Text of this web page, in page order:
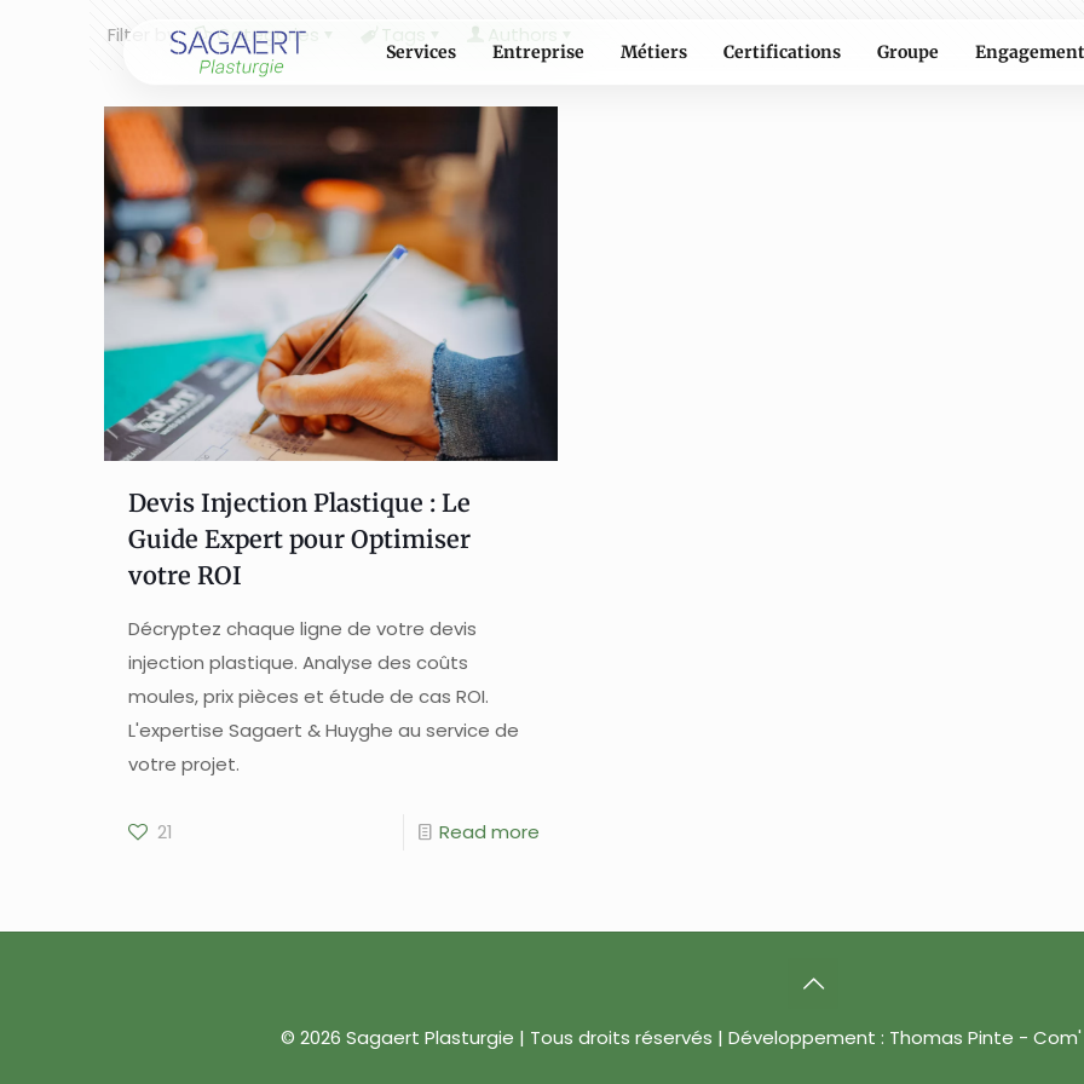
Services Entreprise Métiers Certifications Groupe
Filter by Categories Tags Authors
Devis Injection Plastique : Le
Guide Expert pour Optimiser
votre ROI
Décryptez chaque ligne de votre devis
injection plastique. Analyse des coûts
moules, prix pièces et étude de cas ROI.
L'expertise Sagaert & Huyghe au service de
votre projet.
21 Read more
© 2026 Sagaert Plasturgie | Tous droits réservés | Développement : Thomas Pinte - Com'